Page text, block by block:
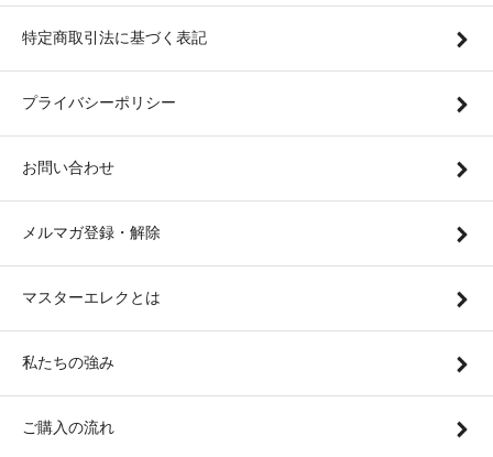
特定商取引法に基づく表記
プライバシーポリシー
お問い合わせ
メルマガ登録・解除
マスターエレクとは
私たちの強み
ご購入の流れ